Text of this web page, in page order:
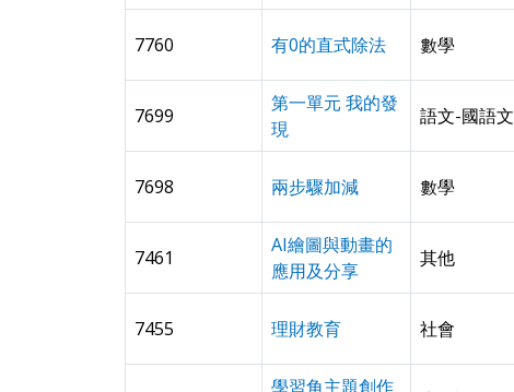
7760 有0的直式除法 數學
7699
第一單元 我的發
現
語文-國語文
7698 兩步驟加減 數學
7461
AI繪圖與動畫的
應用及分享
其他
7455 理財教育 社會
學習角主題創作